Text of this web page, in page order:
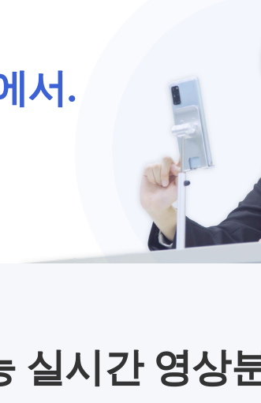
서.
실시간 영상